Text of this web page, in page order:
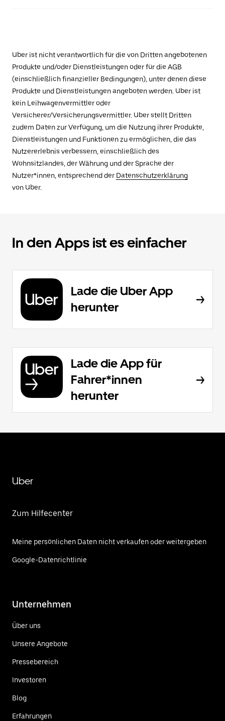
Uber ist nicht verantwortlich für die von Dritten angebotenen
Produkte und/oder Dienstleistungen oder für die AGB
(einschließlich finanzieller Bedingungen), unter denen diese
Produkte und Dienstleistungen angeboten werden. Uber ist
kein Leihwagenvermittler oder
Versicherer/Versicherungsvermittler. Uber stellt Dritten
zudem Daten zur Verfügung, um die Nutzung ihrer Produkte,
Dienstleistungen und Funktionen zu ermöglichen, die das
Nutzererlebnis verbessern, einschließlich des
Wohnsitzlandes, der Währung und der Sprache der
Nutzer*innen, entsprechend der Datenschutzerklärung
von Uber.
In den Apps ist es einfacher
Lade die Uber App
herunter
Lade die App für
Fahrer*innen
herunter
Uber
Zum Hilfecenter
Meine persönlichen Daten nicht verkaufen oder weitergeben
Google-Datenrichtlinie
Unternehmen
Über uns
Unsere Angebote
Pressebereich
Investoren
Blog
Erfahrungen